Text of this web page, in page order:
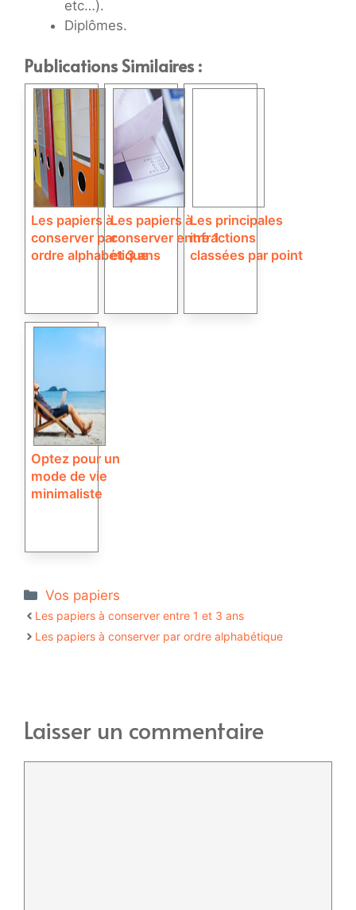
etc…).
Diplômes.
Publications Similaires :
Les papiers à
conserver par
ordre alphabétique
Les papiers à
conserver entre 1
et 3 ans
Les principales
infractions
classées par point
Optez pour un
mode de vie
minimaliste
Catégories
Vos papiers
Les papiers à conserver entre 1 et 3 ans
Les papiers à conserver par ordre alphabétique
Laisser un commentaire